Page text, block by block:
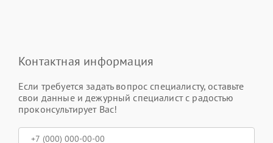
Контактная информация
Если требуется задать вопрос специалисту, оставьте
свои данные и дежурный специалист с радостью
проконсультирует Вас!